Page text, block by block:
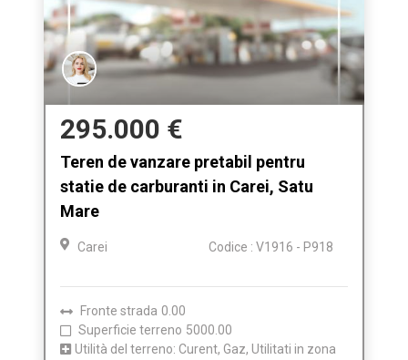
295.000 €
Teren de vanzare pretabil pentru
statie de carburanti in Carei, Satu
Mare
Carei Codice : V1916 - P918
Fronte strada 0.00
Superficie terreno 5000.00
Utilità del terreno: Curent, Gaz, Utilitati in zona